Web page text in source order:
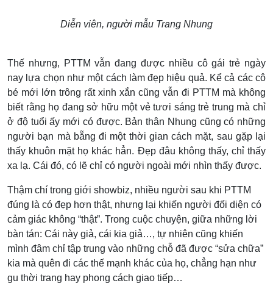
Diễn viên, người mẫu Trang Nhung
Thế nhưng, PTTM vẫn đang được nhiều cô gái trẻ ngày
nay lựa chọn như một cách làm đẹp hiệu quả. Kể cả các cô
bé mới lớn trông rất xinh xắn cũng vẫn đi PTTM mà không
biết rằng họ đang sở hữu một vẻ tươi sáng trẻ trung mà chỉ
ở độ tuổi ấy mới có được. Bản thân Nhung cũng có những
người bạn mà bẵng đi một thời gian cách mặt, sau gặp lại
thấy khuôn mặt họ khác hẳn. Đẹp đâu không thấy, chỉ thấy
xa lạ. Cái đó, có lẽ chỉ có người ngoài mới nhìn thấy được.
Thậm chí trong giới showbiz, nhiều người sau khi PTTM
đúng là có đẹp hơn thật, nhưng lại khiến người đối diện có
cảm giác không “thật”. Trong cuộc chuyện, giữa những lời
bàn tán: Cái này giả, cái kia giả…, tự nhiên cũng khiến
mình đâm chỉ tập trung vào những chỗ đã được “sửa chữa”
kia mà quên đi các thế mạnh khác của họ, chẳng hạn như
gu thời trang hay phong cách giao tiếp…